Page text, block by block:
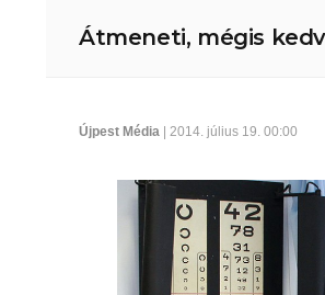
Átmeneti, mégis
Újpest Média | 2014. július 19. 00:00